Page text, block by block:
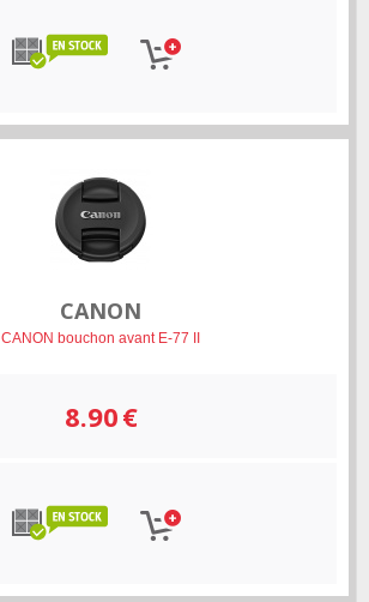
CANON
CANON bouchon avant E-77 II
8.90€